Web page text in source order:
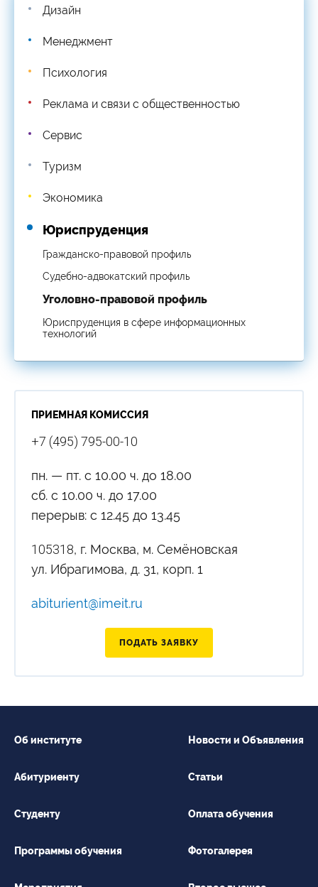
Дизайн
Менеджмент
Психология
Реклама и связи с общественностью
Сервис
Туризм
Экономика
Юриспруденция
Гражданско-правовой профиль
Судебно-адвокатский профиль
Уголовно-правовой профиль
Юриспруденция в сфере информационных
технологий
ПРИЕМНАЯ КОМИССИЯ
+7 (495) 795-00-10
пн. — пт. с 10.00 ч. до 18.00
сб. с 10.00 ч. до 17.00
перерыв: с 12.45 до 13.45
105318, г. Москва, м. Семёновская
ул. Ибрагимова, д. 31, корп. 1
abiturient@imeit.ru
ПОДАТЬ ЗАЯВКУ
Об институте
Абитуриенту
Студенту
Программы обучения
Новости и Объявления
Статьи
Оплата обучения
Фотогалерея